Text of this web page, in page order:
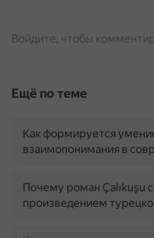
Войдите, чтобы
Ещё по теме
Как формируется
взаимопонимания в
Почему роман Çalıkuşu
произведением